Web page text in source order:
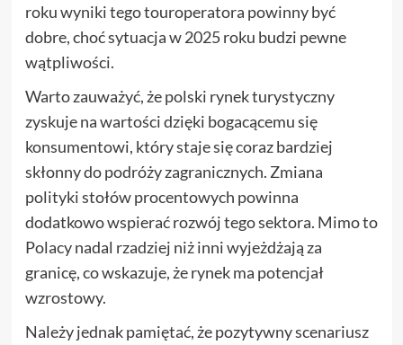
roku wyniki tego touroperatora powinny być
dobre, choć sytuacja w 2025 roku budzi pewne
wątpliwości.
Warto zauważyć, że polski rynek turystyczny
zyskuje na wartości dzięki bogacącemu się
konsumentowi, który staje się coraz bardziej
skłonny do podróży zagranicznych. Zmiana
polityki stołów procentowych powinna
dodatkowo wspierać rozwój tego sektora. Mimo to
Polacy nadal rzadziej niż inni wyjeżdżają za
granicę, co wskazuje, że rynek ma potencjał
wzrostowy.
Należy jednak pamiętać, że pozytywny scenariusz